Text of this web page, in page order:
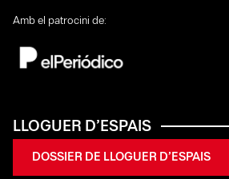
Amb el patrocini de:
LLOGUER D’ESPAIS
DOSSIER DE LLOGUER D’ESPAIS